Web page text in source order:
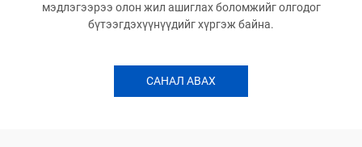
мэдлэгээрээ олон жил ашиглах боломжийг олгодог
бүтээгдэхүүнүүдийг хүргэж байна.
САНАЛ АВАХ